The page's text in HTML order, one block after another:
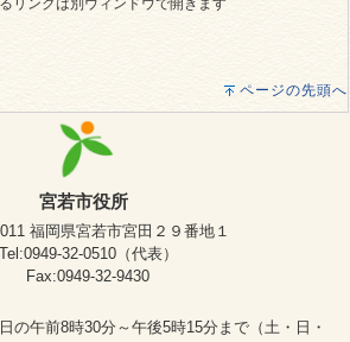
リンクは別ウィンドウで開きます
ページの先頭へ
宮若市役所
福岡県宮若市宮田２９番地１
Tel:0949-32-0510（代表）
Fax:0949-32-9430
の午前8時30分～午後5時15分まで（土・日・